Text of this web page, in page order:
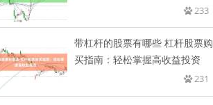
233
带杠杆的股票有哪些 杠杆股票购
买指南：轻松掌握高收益投资
231